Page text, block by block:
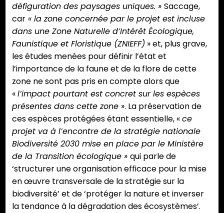
défiguration des paysages uniques. » Saccage,
car « la zone concernée par le projet est incluse
dans une Zone Naturelle d’Intérêt Écologique,
Faunistique et Floristique (ZNIEFF) » et, plus grave,
les études menées pour définir l’état et
l’importance de la faune et de la flore de cette
zone ne sont pas pris en compte alors que
«l’impact pourtant est concret sur les espèces
présentes dans cette zone ». La préservation de
ces espèces protégées étant essentielle, «ce
projet va à l’encontre de la stratégie nationale
Biodiversité 2030 mise en place par le Ministère
de la Transition écologique » qui parle de
‘structurer une organisation efficace pour la mise
en œuvre transversale de la stratégie sur la
biodiversité’ et de ‘protéger la nature et inverser
la tendance à la dégradation des écosystèmes’.